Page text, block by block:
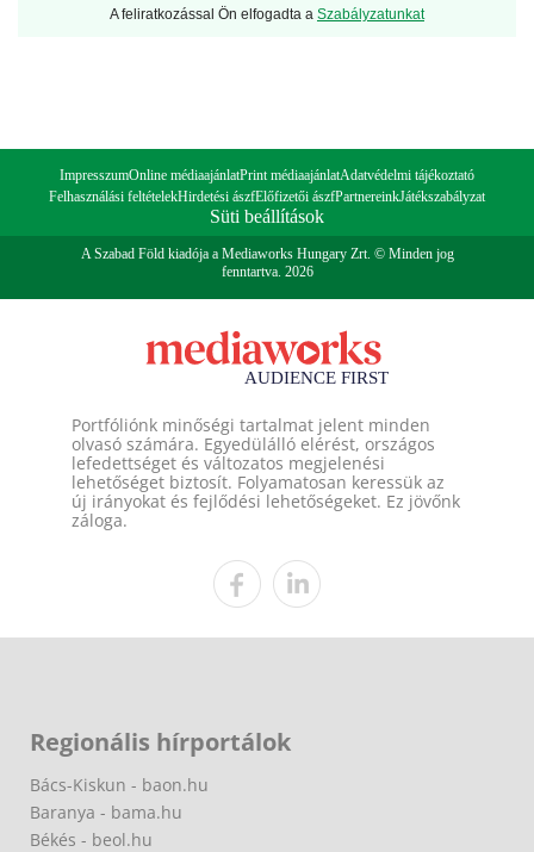
A feliratkozással Ön elfogadta a Szabályzatunkat
ImpresszumOnline médiaajánlatPrint médiaajánlatAdatvédelmi tájékoztató
Felhasználási feltételekHirdetési ászfElőfizetői ászfPartnereinkJátékszabályzat
Süti beállítások
A Szabad Föld kiadója a Mediaworks Hungary Zrt. © Minden jog
fenntartva. 2026
Portfóliónk minőségi tartalmat jelent minden
olvasó számára. Egyedülálló elérést, országos
lefedettséget és változatos megjelenési
lehetőséget biztosít. Folyamatosan keressük az
új irányokat és fejlődési lehetőségeket. Ez jövőnk
záloga.
Regionális hírportálok
Bács-Kiskun - baon.hu
Baranya - bama.hu
Békés - beol.hu